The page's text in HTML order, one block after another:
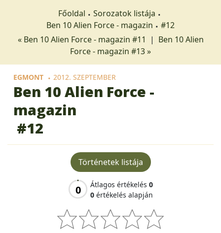
Főoldal
Sorozatok listája
Ben 10 Alien Force - magazin
#12
« Ben 10 Alien Force - magazin #11
| Ben 10 Alien
Force - magazin #13 »
EGMONT 2012. SZEPTEMBER
Ben 10 Alien Force -
magazin
#12
Történetek listája
0 Átlagos értékelés 0
0 értékelés alapján